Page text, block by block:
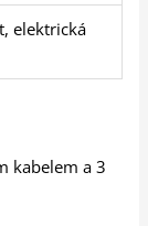
elektrická
kabelem a 3